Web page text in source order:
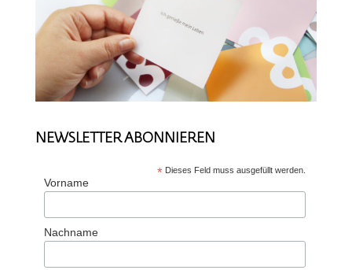
NEWSLETTER ABONNIEREN
* Dieses Feld muss ausgefüllt werden.
Vorname
Nachname